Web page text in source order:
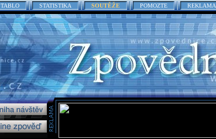
TABLO STATISTIKA SOUTĚŽE POMOZTE REKLAMA